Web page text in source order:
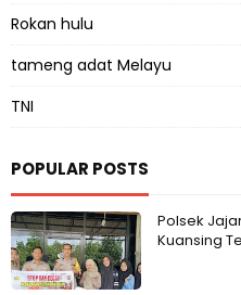
Rokan hulu
tameng adat Melayu
TNI
POPULAR POSTS
Polsek
Kuansing